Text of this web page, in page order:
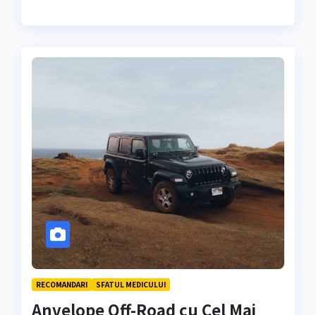
RECOMANDARI SFATUL MEDICULUI
Anvelope Off-Road cu Cel Mai